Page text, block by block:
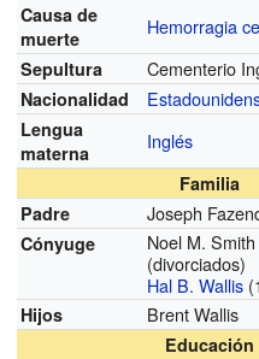
Causa de
muerte
Hemorragia
Sepultura Cementerio
Nacionalidad
Lengua
materna
Inglés
Familia
Padre
Joseph
Cónyuge
Noel M.
(divorciados)
Hal B. Wallis
Hijos Brent Wallis
Educación